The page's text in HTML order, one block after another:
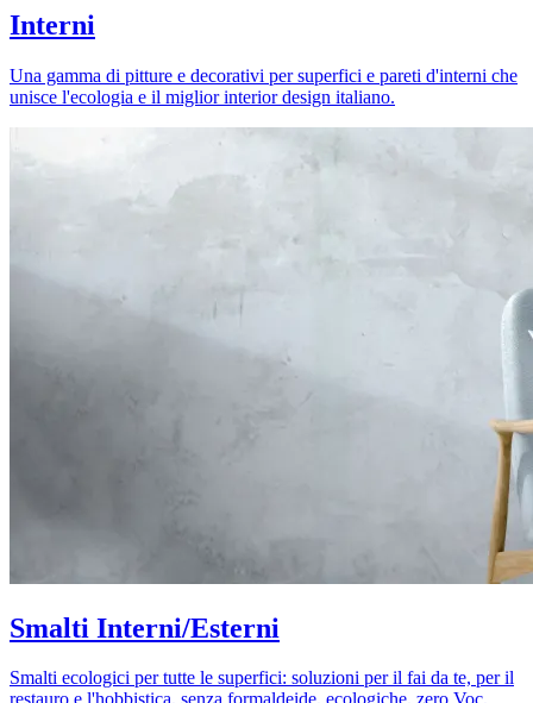
Interni
Una gamma di pitture e decorativi per superfici e pareti d'interni che
unisce l'ecologia e il miglior interior design italiano.
Smalti Interni/Esterni
Smalti ecologici per tutte le superfici: soluzioni per il fai da te, per il